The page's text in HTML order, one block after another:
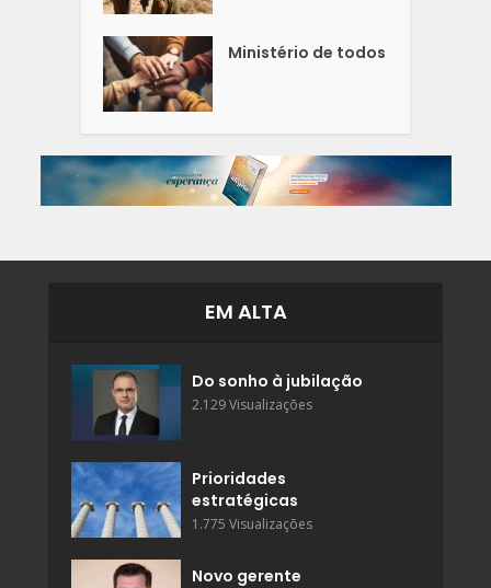
Ministério de todos
EM ALTA
Do sonho à jubilação
2.129 Visualizações
Prioridades
estratégicas
1.775 Visualizações
Novo gerente